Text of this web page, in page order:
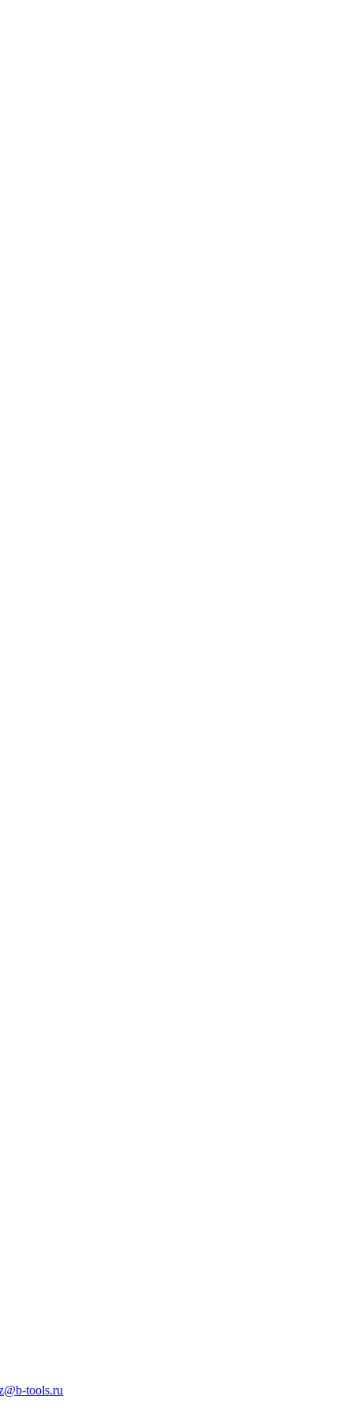
tools.ru